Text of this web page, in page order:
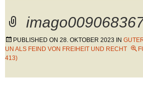
PUBLISHED ON 28. OKTOBER 2023 IN
UN ALS FEIND VON FREIHEIT UND RECHT
413)